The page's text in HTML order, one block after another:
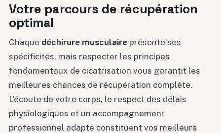
Votre parcours de récupération
optimal
Chaque déchirure musculaire présente ses
spécificités, mais respecter les principes
fondamentaux de cicatrisation vous garantit les
meilleures chances de récupération complète.
L’écoute de votre corps, le respect des délais
physiologiques et un accompagnement
professionnel adapté constituent vos meilleurs